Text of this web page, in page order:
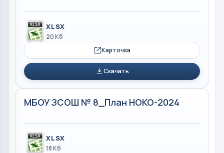
XLSX
20 Кб
Карточка
Скачать
МБОУ ЗСОШ № 8_План НОКО-2024
XLSX
18 Кб